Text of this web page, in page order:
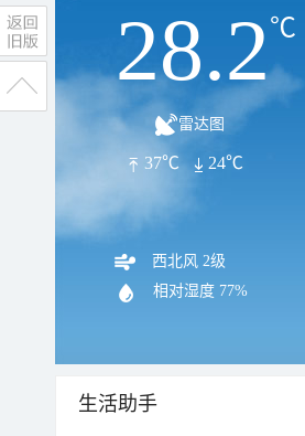
28.2℃
雷达图
37℃ 24℃
西北风 2级
相对湿度 77%
生活助手